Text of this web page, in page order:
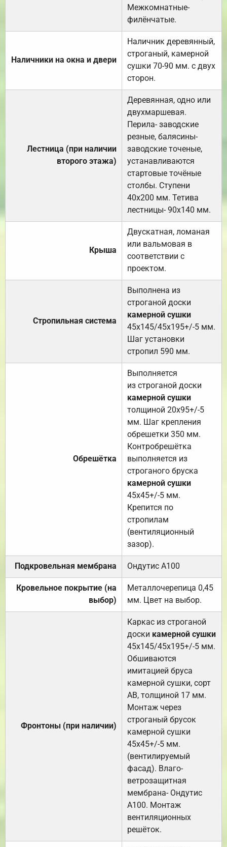
Межкомнатные-
филёнчатые.
Наличники на окна и двери
Наличник деревянный,
строганый, камерной
сушки 70-90 мм. с двух
сторон.
Лестница (при наличии
второго этажа)
Деревянная, одно или
двухмаршевая.
Перила- заводские
резные, балясины-
заводские точеные,
устанавливаются
стартовые точёные
столбы. Ступени
40х200 мм. Тетива
лестницы- 90х140 мм.
Крыша
Двускатная, ломаная
или вальмовая в
соответствии с
проектом.
Стропильная система
Выполнена из
строганой доски
камерной сушки
45х145/45х195+/-5 мм.
Шаг установки
стропил 590 мм.
Обрешётка
Выполняется
из строганой доски
камерной сушки
толщиной 20х95+/-5
мм. Шаг крепления
обрешетки 350 мм.
Контробрешётка
выполняется из
строганого бруска
камерной сушки
45х45+/-5 мм.
Крепится по
стропилам
(вентиляционный
зазор).
Подкровельная мембрана Ондутис А100
Кровельное покрытие (на
выбор)
Металлочерепица 0,45
мм. Цвет на выбор.
Фронтоны (при наличии)
Каркас из строганой
доски камерной сушки
45х145/45х195+/-5 мм.
Обшиваются
имитацией бруса
камерной сушки, сорт
АВ, толщиной 17 мм.
Монтаж через
строганый брусок
камерной сушки
45х45+/-5 мм.
(вентилируемый
фасад). Влаго-
ветрозащитная
мембрана- Ондутис
А100. Монтаж
вентиляционных
решёток.